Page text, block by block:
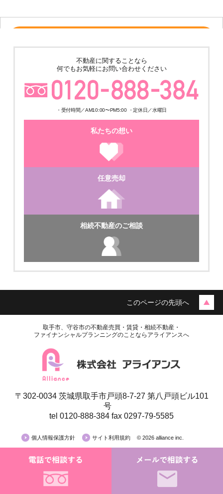
★ゆめみ野4丁目倉庫＋事務所 土地600坪 建物324.8坪 築4年の美
築!! 販売価格210,000,000円
月極駐車場
月極駐車場
不動産に関することなら
何でもお気軽にお問い合わせください
・受付時間／AM10:00〜PM5:00 ・定休日／水曜日
私たちの想い
任意売却
相続不動産のご相談
このページの先頭へ
取手市、守谷市の不動産売買・賃貸・相続不動産・
ファイナンシャルプランニングのことならアライアンスへ
〒302-0034 茨城県取手市戸頭8-7-27 第八戸頭ビル101
号
tel 0120-888-384 fax 0297-79-5585
個人情報保護方針 サイト利用規約 © 2026 alliance inc.